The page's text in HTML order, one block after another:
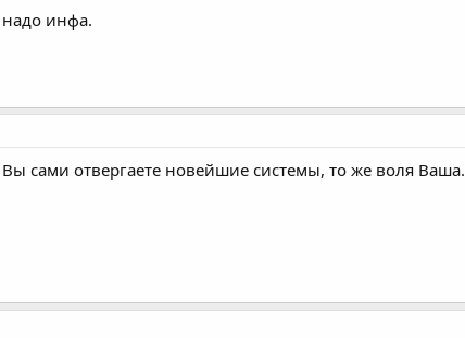
инфа.
сами отвергаете новейшие системы, то же воля Ваша.